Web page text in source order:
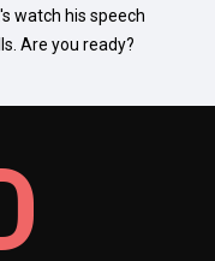
watch his speech
Are you ready?